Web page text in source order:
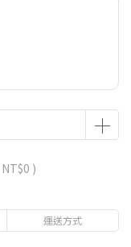
NT$0 )
運送方式